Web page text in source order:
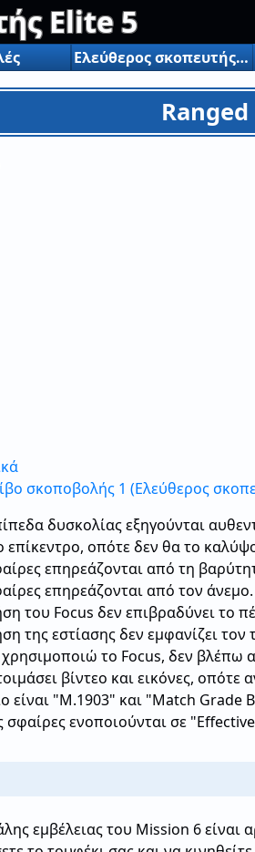
Elite 5
Ελεύθερος σκοπευτής Elite 5
σκοποβολής 1 (Ελεύθερος
δυσκολίας εξηγούνται
επίκεντρο, οπότε δεν θα το
επηρεάζονται από τη
επηρεάζονται από τον
του Focus δεν επιβραδύνει το
της εστίασης δεν εμφανίζει
το Focus, δεν βλέπω
βίντεο και εικόνες,
είναι "M.1903" και "Match Grade
σφαίρες ενοποιούνται σε
εμβέλειας του Mission 6 είναι